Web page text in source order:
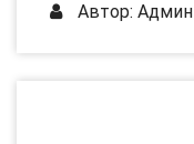
Автор: Админ